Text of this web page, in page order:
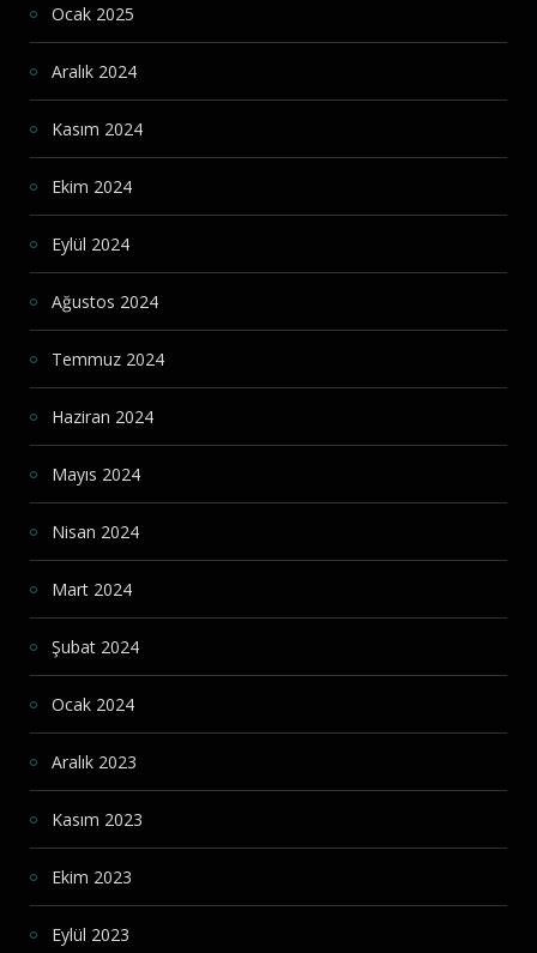
Ocak 2025
Aralık 2024
Kasım 2024
Ekim 2024
Eylül 2024
Ağustos 2024
Temmuz 2024
Haziran 2024
Mayıs 2024
Nisan 2024
Mart 2024
Şubat 2024
Ocak 2024
Aralık 2023
Kasım 2023
Ekim 2023
Eylül 2023